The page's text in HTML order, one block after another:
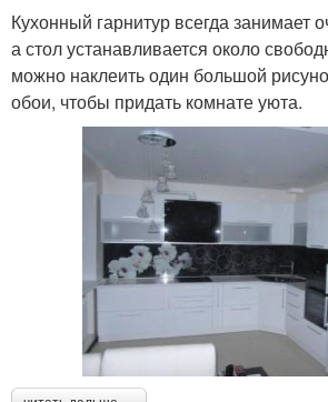
Кухонный гарнитур всегда занимает
а стол устанавливается около
можно наклеить один большой
обои, чтобы придать комнате уюта.